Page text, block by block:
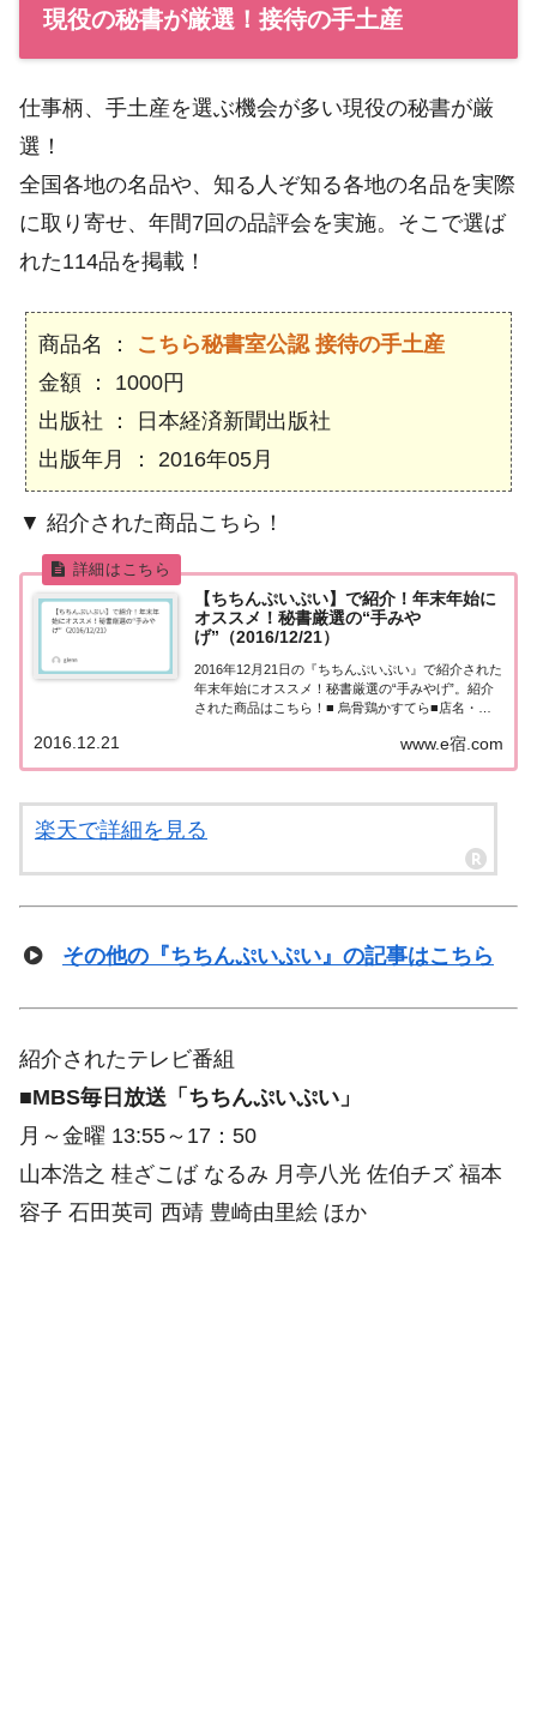
現役の秘書が厳選！接待の手土産
仕事柄、手土産を選ぶ機会が多い現役の秘書が厳
選！
全国各地の名品や、知る人ぞ知る各地の名品を実際
に取り寄せ、年間7回の品評会を実施。そこで選ば
れた114品を掲載！
商品名 ： こちら秘書室公認 接待の手土産
金額 ： 1000円
出版社 ： 日本経済新聞出版社
出版年月 ： 2016年05月
▼ 紹介された商品こちら！
【ちちんぷいぷい】で紹介！年末年始に
オススメ！秘書厳選の“手みや
げ”（2016/12/21）
2016年12月21日の『ちちんぷいぷい』で紹介された
年末年始にオススメ！秘書厳選の“手みやげ”。紹介
された商品はこちら！■ 烏骨鶏かすてら■店名・社
かすてら料金 ： 1本3,240円▼ お取り寄せ・購入は
≫ こちら▼ その他...
www.e宿.com
2016.12.21
楽天で詳細を見る
その他の『ちちんぷいぷい』の記事はこちら
紹介されたテレビ番組
■MBS毎日放送「ちちんぷいぷい」
月～金曜 13:55～17：50
山本浩之 桂ざこば なるみ 月亭八光 佐伯チズ 福本
容子 石田英司 西靖 豊崎由里絵 ほか